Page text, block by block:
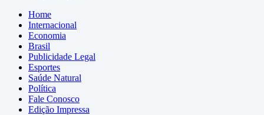
Home
Internacional
Economia
Brasil
Publicidade Legal
Esportes
Saúde Natural
Política
Fale Conosco
Edição Impressa